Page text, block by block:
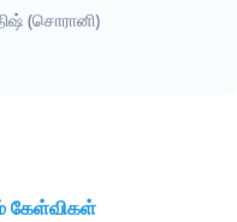
(சொரானி)
கேள்விகள்